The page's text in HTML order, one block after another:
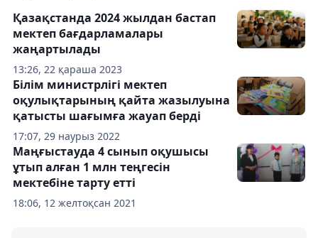
13:26, 22 қараша 2023
Қазақстанда 2024 жылдан бастап
мектеп бағдарламалары
жаңартылады
17:07, 29 наурыз 2022
Білім министрлігі мектеп
оқулықтарының қайта жазылуына
қатысты шағымға жауап берді
18:06, 12 желтоқсан 2021
Маңғыстауда 4 сынып оқушысы
ұтып алған 1 млн теңгесін
мектебіне тарту етті